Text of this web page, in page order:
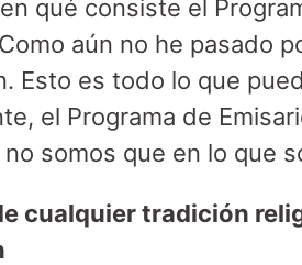
qué consiste el
aún no he pasado
Esto es todo lo que
el Programa de
somos que en lo que
cualquier tradición